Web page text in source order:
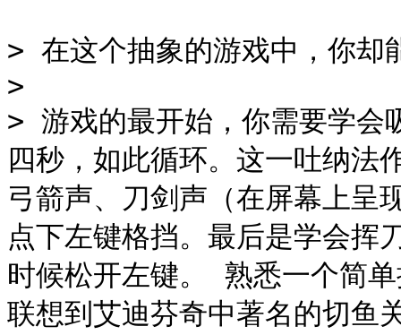
> 在这个抽象的游戏中，你却
>
> 游戏的最开始，你需要学会
四秒，如此循环。这一吐纳法
弓箭声、刀剑声（在屏幕上呈
点下左键格挡。最后是学会挥
时候松开左键。 熟悉一个简
联想到艾迪芬奇中著名的切鱼